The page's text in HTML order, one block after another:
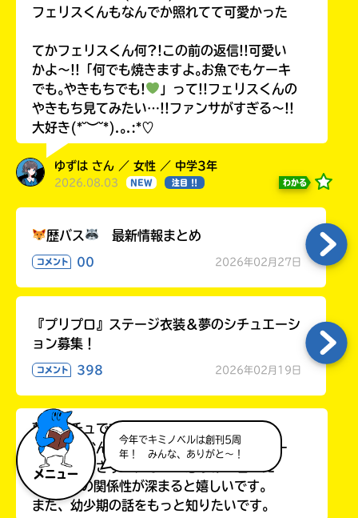
メニュー
今年でキミノベルは創刊5周
年！ みんな、ありがと～！
フェリスくんもなんでか照れてて可愛かった
てかフェリスくん何?!この前の返信!!可愛い
かよ〜!!「何でも焼きますよ｡お魚でもケーキ
でも｡やきもちでも!
」って!!フェリスくんの
やきもち見てみたい…!!ファンサがすぎる〜!!
大好き(*˘︶˘*).｡.:*♡
ゆずは さん ／ 女性 ／ 中学3年
2026.08.03 NEW 注目 !! わかる
歴バス 最新情報まとめ
コメント 00 2026年02月27日
『プリプロ』ステージ衣装＆夢のシチュエーシ
ョン募集！
コメント 398 2026年02月19日
夢シュチュです
ルイがみおんに対して気持ちを自覚するシー
ンだとか、さすがにないと思うけど告った
り、2人の関係性が深まると嬉しいです。
また、幼少期の話をもっと知りたいです。